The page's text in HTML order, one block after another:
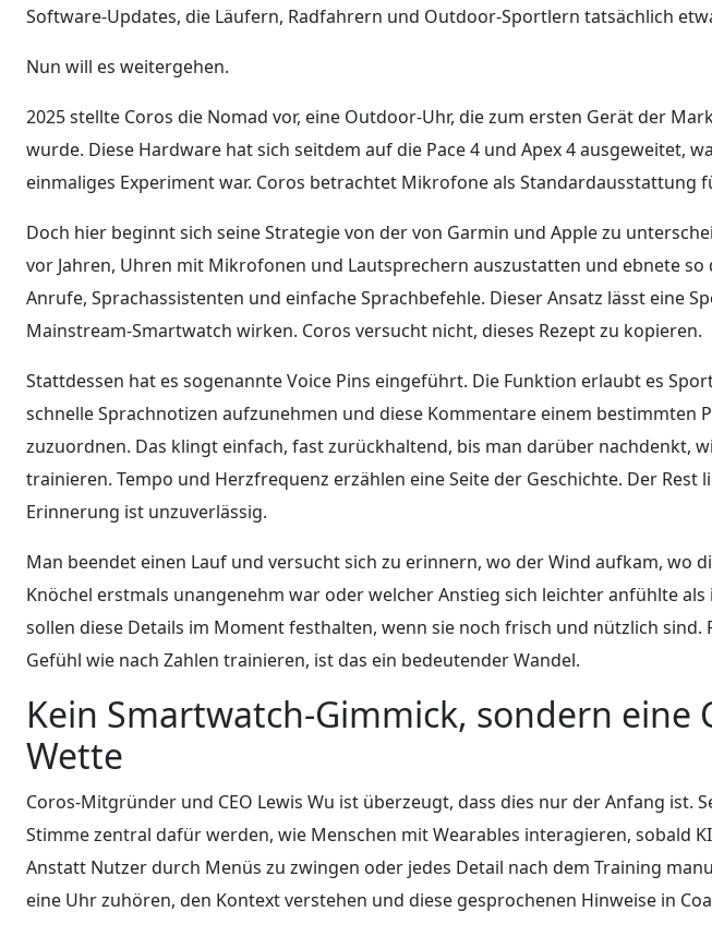
Software-Updates, die Läufern, Radfahrern und Outdoor-Sportlern tatsächlich
Nun will es weitergehen.
2025 stellte Coros die Nomad vor, eine Outdoor-Uhr, die zum ersten Gerät der
wurde. Diese Hardware hat sich seitdem auf die Pace 4 und Apex 4 ausgeweitet,
einmaliges Experiment war. Coros betrachtet Mikrofone als Standardausstattung
Doch hier beginnt sich seine Strategie von der von Garmin und Apple zu
vor Jahren, Uhren mit Mikrofonen und Lautsprechern auszustatten und ebnete
Anrufe, Sprachassistenten und einfache Sprachbefehle. Dieser Ansatz lässt eine
Mainstream-Smartwatch wirken. Coros versucht nicht, dieses Rezept zu kopieren.
Stattdessen hat es sogenannte Voice Pins eingeführt. Die Funktion erlaubt es
schnelle Sprachnotizen aufzunehmen und diese Kommentare einem bestimmten
zuzuordnen. Das klingt einfach, fast zurückhaltend, bis man darüber nachdenkt,
trainieren. Tempo und Herzfrequenz erzählen eine Seite der Geschichte. Der Rest
Erinnerung ist unzuverlässig.
Man beendet einen Lauf und versucht sich zu erinnern, wo der Wind aufkam, wo
Knöchel erstmals unangenehm war oder welcher Anstieg sich leichter anfühlte als
sollen diese Details im Moment festhalten, wenn sie noch frisch und nützlich sind.
Gefühl wie nach Zahlen trainieren, ist das ein bedeutender Wandel.
Kein Smartwatch-Gimmick, sondern eine
Wette
Coros-Mitgründer und CEO Lewis Wu ist überzeugt, dass dies nur der Anfang ist.
Stimme zentral dafür werden, wie Menschen mit Wearables interagieren, sobald
Anstatt Nutzer durch Menüs zu zwingen oder jedes Detail nach dem Training
eine Uhr zuhören, den Kontext verstehen und diese gesprochenen Hinweise in